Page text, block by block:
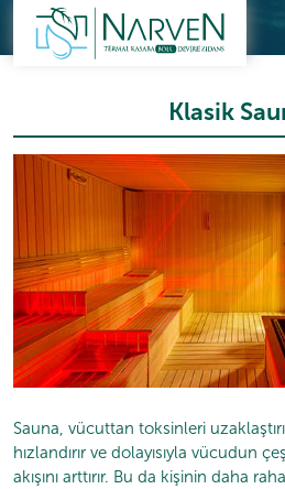
Klasik
Sauna, vücuttan toksinleri
hızlandırır ve dolayısıyla vücudun
akışını arttırır. Bu da kişinin daha